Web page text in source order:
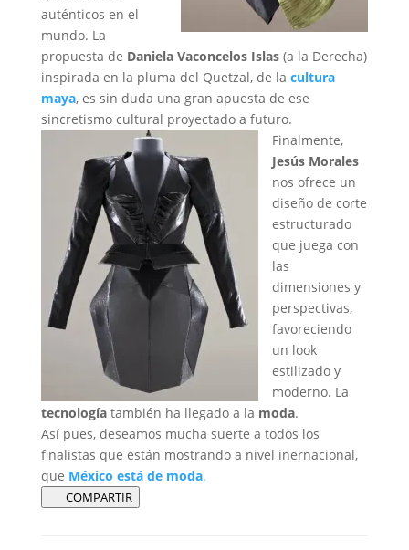
auténticos en el
mundo. La
propuesta de Daniela Vaconcelos Islas(a la Derecha)
inspirada en la pluma del Quetzal, de la cultura
maya, es sin duda una gran apuesta de ese
sincretismo cultural proyectado a futuro.
Finalmente,
Jesús Morales
nos ofrece un
diseño de corte
estructurado
que juega con
las
dimensiones y
perspectivas,
favoreciendo
un look
estilizado y
moderno. La
tecnologíatambién ha llegado a la moda.
Así pues, deseamos mucha suerte a todos los
finalistas que están mostrando a nivel inernacional,
que México está de moda.
COMPARTIR